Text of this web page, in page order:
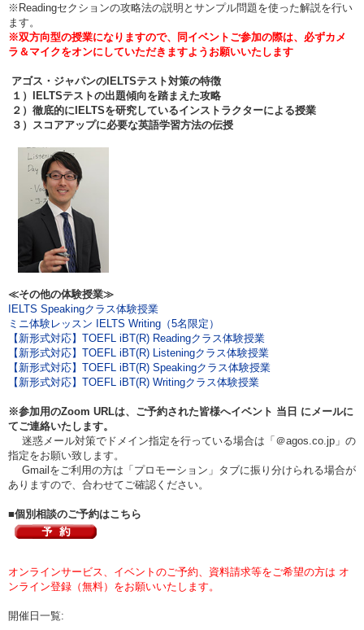
※Readingセクションの攻略法の説明とサンプル問題を使った解説を行い
ます。
※双方向型の授業になりますので、同イベントご参加の際は、必ずカメ
ラ＆マイクをオンにしていただきますようお願いいたします
アゴス・ジャパンのIELTSテスト対策の特徴
１）IELTSテストの出題傾向を踏まえた攻略
２）徹底的にIELTSを研究しているインストラクターによる授業
３）スコアアップに必要な英語学習方法の伝授
≪その他の体験授業≫
IELTS Speakingクラス体験授業
ミニ体験レッスン IELTS Writing（5名限定）
【新形式対応】TOEFL iBT(R) Readingクラス体験授業
【新形式対応】TOEFL iBT(R) Listeningクラス体験授業
【新形式対応】TOEFL iBT(R) Speakingクラス体験授業
【新形式対応】TOEFL iBT(R) Writingクラス体験授業
※参加用のZoom URLは、ご予約された皆様へイベント 当日 にメールに
てご連絡いたします。
迷惑メール対策でドメイン指定を行っている場合は「＠agos.co.jp」の
指定をお願い致します。
Gmailをご利用の方は「プロモーション」タブに振り分けられる場合が
ありますので、合わせてご確認ください。
■個別相談のご予約はこちら
オンラインサービス、イベントのご予約、資料請求等をご希望の方は オ
ンライン登録（無料）をお願いいたします。
開催日一覧: